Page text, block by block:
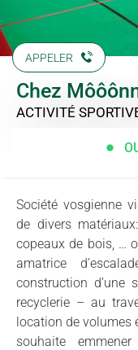
APPELER
Chez
ACTIVITÉ
Société vosgienne
de divers
copeaux de bois, …
amatrice
construction
recyclerie – au
location de volumes
souhaite